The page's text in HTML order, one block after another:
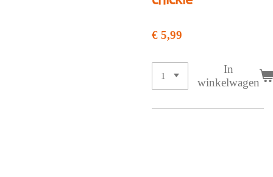
€ 5,99
In
winkelwagen